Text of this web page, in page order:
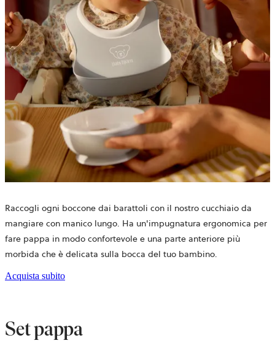
Raccogli ogni boccone dai barattoli con il nostro cucchiaio da
mangiare con manico lungo. Ha un'impugnatura ergonomica per
fare pappa in modo confortevole e una parte anteriore più
morbida che è delicata sulla bocca del tuo bambino.
Acquista subito
Set pappa